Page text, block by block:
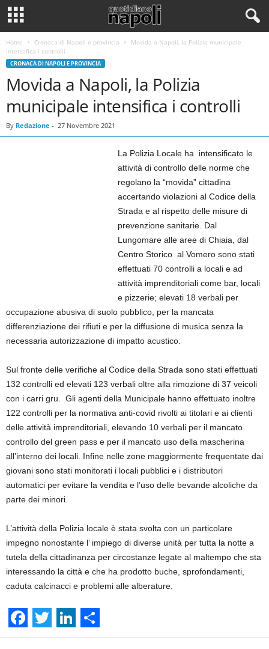
Home Cronaca di Napoli e provincia
Movida a Napoli, la Polizia municipale
intensifica i controlli
CRONACA DI NAPOLI E PROVINCIA
Movida a Napoli, la Polizia
municipale intensifica i controlli
By Redazione - 27 Novembre 2021
La Polizia Locale ha intensificato le
attività di controllo delle norme che
regolano la “movida” cittadina
accertando violazioni al Codice della
Strada e al rispetto delle misure di
prevenzione sanitarie. Dal
Lungomare alle aree di Chiaia, dal
Centro Storico al Vomero sono stati
effettuati 70 controlli a locali e ad
attività imprenditoriali come bar, locali
e pizzerie; elevati 18 verbali per
occupazione abusiva di suolo pubblico, per la mancata
differenziazione dei rifiuti e per la diffusione di musica senza la
necessaria autorizzazione di impatto acustico.
Sul fronte delle verifiche al Codice della Strada sono stati effettuati
132 controlli ed elevati 123 verbali oltre alla rimozione di 37 veicoli
con i carri gru. Gli agenti della Municipale hanno effettuato inoltre
122 controlli per la normativa anti-covid rivolti ai titolari e ai clienti
delle attività imprenditoriali, elevando 10 verbali per il mancato
controllo del green pass e per il mancato uso della mascherina
all’interno dei locali. Infine nelle zone maggiormente frequentate dai
giovani sono stati monitorati i locali pubblici e i distributori
automatici per evitare la vendita e l’uso delle bevande alcoliche da
parte dei minori.
L’attività della Polizia locale è stata svolta con un particolare
impegno nonostante l’ impiego di diverse unità per tutta la notte a
tutela della cittadinanza per circostanze legate al maltempo che sta
interessando la città e che ha prodotto buche, sprofondamenti,
caduta calcinacci e problemi alle alberature.
F T L
S